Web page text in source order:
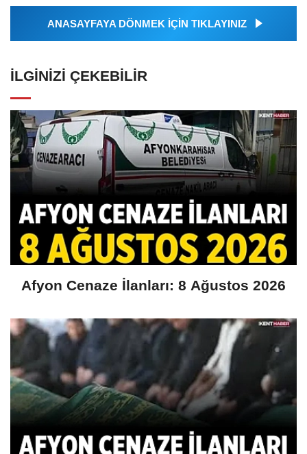
ANASAYFAYA DÖNMEK İÇİN TIKLAYINIZ
İLGINIZI ÇEKEBILIR
Afyon Cenaze İlanları: 8 Ağustos 2026